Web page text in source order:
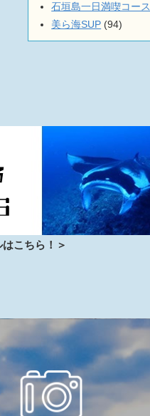
石垣島一日満喫コース
美ら海SUP (94)
こちら！＞